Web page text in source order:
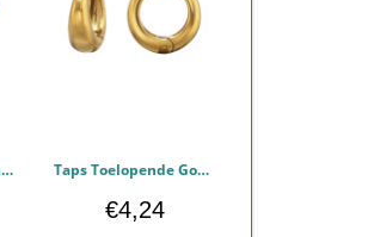
Hoepel Met Een Hangend Vierkantje Van 5 mm - 316L chirurgisch roestvrij staal Oorbellen PCJW51443 Taps Toelopende Goudkleur - 316L chirurgisch roestvrij staal Oorbellen PCJW51442
€4,24